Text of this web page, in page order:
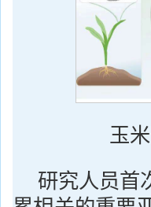
玉
研究人员首